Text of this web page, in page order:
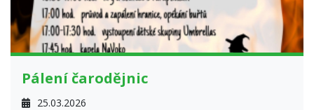
Pálení čarodějnic
25.03.2026